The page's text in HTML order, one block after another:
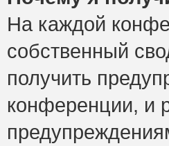
На каждой
собственный
получить
конференции, и